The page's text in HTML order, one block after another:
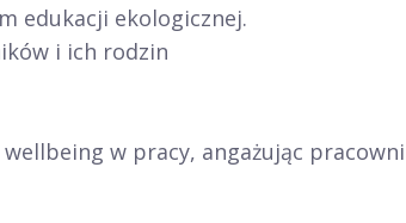
edukacji ekologicznej.
i ich rodzin
w pracy, angażując